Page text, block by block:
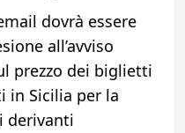
dovrà essere
all’avviso
prezzo dei biglietti
in Sicilia per la
derivanti